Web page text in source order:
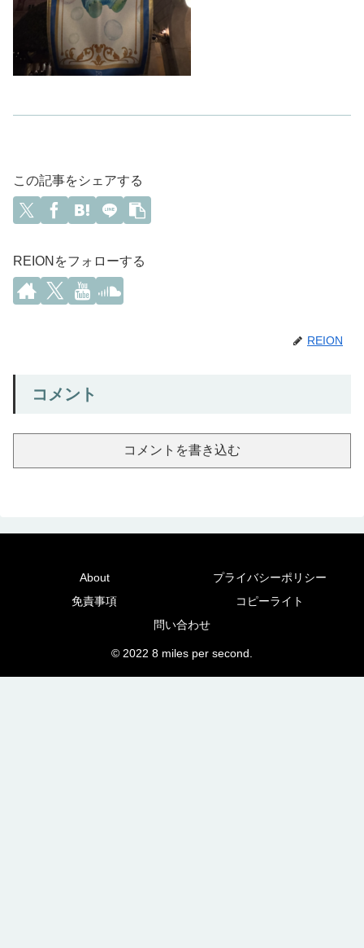
この記事をシェアする
REIONをフォローする
REION
コメント
コメントを書き込む
About
プライバシーポリシー
免責事項
コピーライト
問い合わせ
© 2022 8 miles per second.